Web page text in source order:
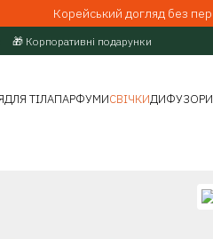
Корейський догляд без
🎁 Корпоративні подарунки
ДЛЯ ТІЛАПАРФУМИСВІЧКИДИФУЗОРИ